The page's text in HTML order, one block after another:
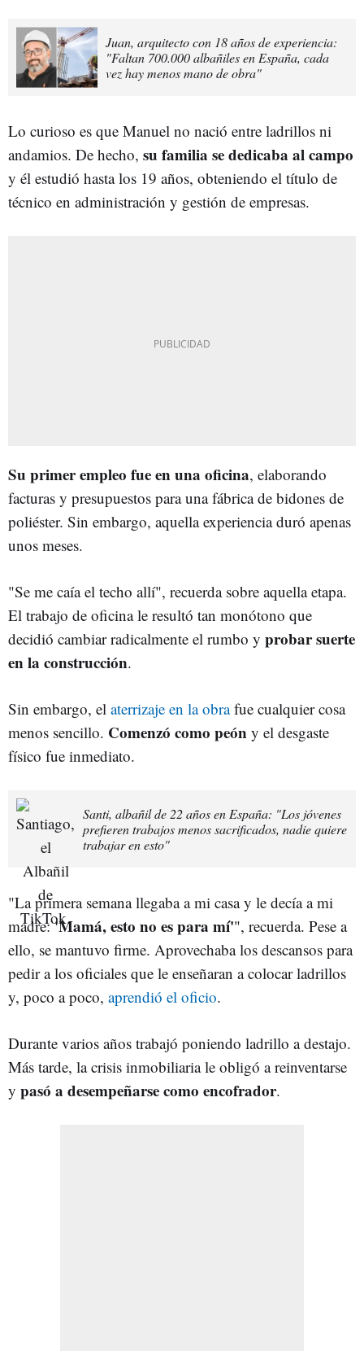
Juan, arquitecto con 18 años de experiencia:
"Faltan 700.000 albañiles en España, cada
vez hay menos mano de obra"
Lo curioso es que Manuel no nació entre ladrillos ni
andamios. De hecho, su familia se dedicaba al campo
y él estudió hasta los 19 años, obteniendo el título de
técnico en administración y gestión de empresas.
Su primer empleo fue en una oficina, elaborando
facturas y presupuestos para una fábrica de bidones de
poliéster. Sin embargo, aquella experiencia duró apenas
unos meses.
"Se me caía el techo allí", recuerda sobre aquella etapa.
El trabajo de oficina le resultó tan monótono que
decidió cambiar radicalmente el rumbo y probar suerte
en la construcción.
Sin embargo, el aterrizaje en la obrafue cualquier cosa
menos sencillo. Comenzó como peón y el desgaste
físico fue inmediato.
Santi, albañil de 22 años en España: "Los jóvenes
prefieren trabajos menos sacrificados, nadie quiere
trabajar en esto"
"La primera semana llegaba a mi casa y le decía a mi
madre:'Mamá, esto no es para mí'", recuerda. Pese a
ello, se mantuvo firme. Aprovechaba los descansos para
pedir a los oficiales que le enseñaran a colocar ladrillos
y, poco a poco, aprendió el oficio.
Durante varios años trabajó poniendo ladrillo a destajo.
Más tarde, la crisis inmobiliaria le obligó a reinventarse
y pasó a desempeñarse como encofrador.